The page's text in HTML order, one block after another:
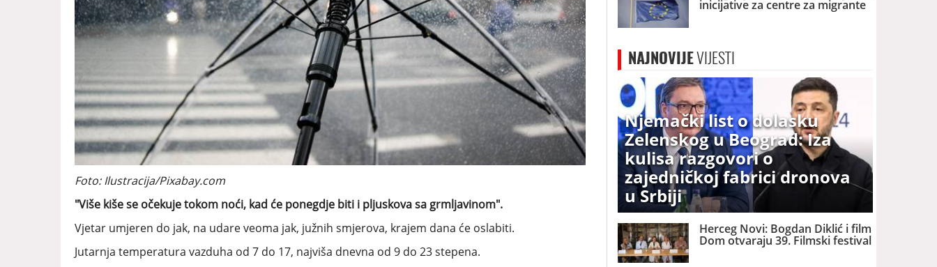
Foto: Ilustracija/Pixabay.com
"Više kiše se očekuje tokom noći, kad će ponegdje biti i pljuskova sa grmljavinom".
Vjetar umjeren do jak, na udare veoma jak, južnih smjerova, krajem dana će oslabiti.
Jutarnja temperatura vazduha od 7 do 17, najviša dnevna od 9 do 23 stepena.
inicijative za centre za migrante
NAJNOVIJEVIJESTI
Njemački list o dolasku
Zelenskog u Beograd: Iza
kulisa razgovori o
zajedničkoj fabrici dronova
u Srbiji
Herceg Novi: Bogdan Diklić i film
Dom otvaraju 39. Filmski festival